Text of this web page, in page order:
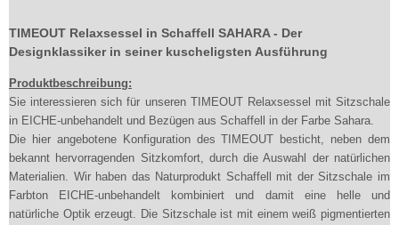
TIMEOUT Relaxsessel in Schaffell SAHARA - Der
Designklassiker in seiner kuscheligsten Ausführung
Produktbeschreibung:
Sie interessieren sich für unseren TIMEOUT Relaxsessel mit Sitzschale
in EICHE-unbehandelt und Bezügen aus Schaffell in der Farbe Sahara.
Die hier angebotene Konfiguration des TIMEOUT besticht, neben dem
bekannt hervorragenden Sitzkomfort, durch die Auswahl der natürlichen
Materialien. Wir haben das Naturprodukt Schaffell mit der Sitzschale im
Farbton EICHE-unbehandelt kombiniert und damit eine helle und
natürliche Optik erzeugt. Die Sitzschale ist mit einem weiß pigmentierten